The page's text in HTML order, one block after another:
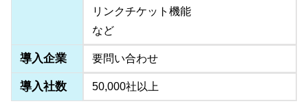
リンクチケット機能
など
導入企業 要問い合わせ
導入社数 50,000社以上